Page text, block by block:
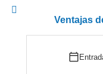
Ventajas